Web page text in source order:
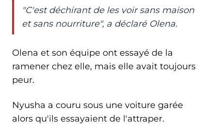
"C'est déchirant de les voir sans maison
et sans nourriture", a déclaré Olena.
Olena et son équipe ont essayé de la
ramener chez elle, mais elle avait toujours
peur.
Nyusha a couru sous une voiture garée
alors qu'ils essayaient de l'attraper.